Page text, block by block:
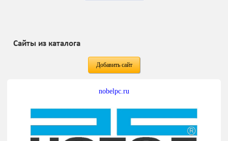
Сайты из каталога
Добавить сайт
nobelpc.ru